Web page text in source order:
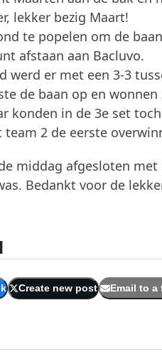
lekker bezig Maart!
te popelen om de
afstaan aan Bacluvo.
werd er met een 3-3
de baan op en
konden in de 3e set
2 de eerste
middag afgesloten met
Bedankt voor de
Create new post Email to a